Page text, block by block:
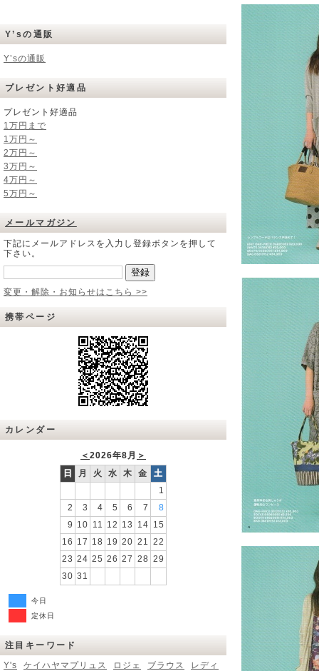
Y’sの通販
Y’sの通販
プレゼント好適品
プレゼント好適品
1万円まで
1万円～
2万円～
3万円～
4万円～
5万円～
メールマガジン
下記にメールアドレスを入力し登録ボタンを押して
下さい。
変更・解除・お知らせはこちら >>
携帯ページ
カレンダー
＜ 2026年8月 ＞
日
月 火 水 木 金
土
1
2
3 4 5 6 7
8
9 10 11 12 13 14 15
16 17 18 19 20 21 22
23 24 25 26 27 28 29
30 31
今日
定休日
注目キーワード
Y's
ケイハヤマプリュス ロジェ ブラウス
レディ